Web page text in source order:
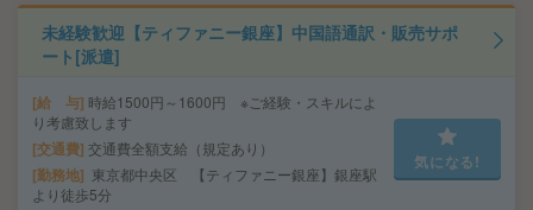
未経験歓迎【ティファニー銀座】中国語通訳・販売サポ
ート[派遣]
給 与 時給1500円～1600円 ※ご経験・スキルによ
り考慮致します
交通費 交通費全額支給（規定あり）
勤務地
東京都中央区 【ティファニー銀座】銀座駅
より徒歩5分
気になる!